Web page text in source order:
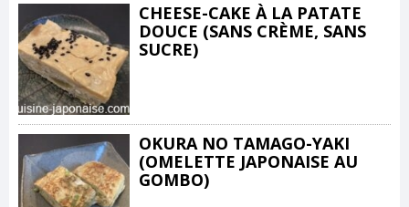
CHEESE-CAKE À LA PATATE
DOUCE (SANS CRÈME, SANS
SUCRE)
OKURA NO TAMAGO-YAKI
(OMELETTE JAPONAISE AU
GOMBO)